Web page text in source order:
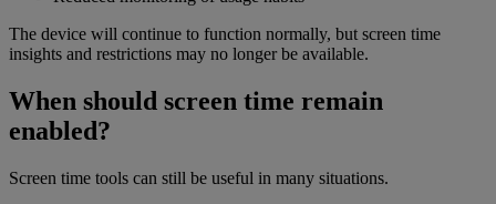
The device will continue to function normally, but screen time
insights and restrictions may no longer be available.
When should screen time remain
enabled?
Screen time tools can still be useful in many situations.